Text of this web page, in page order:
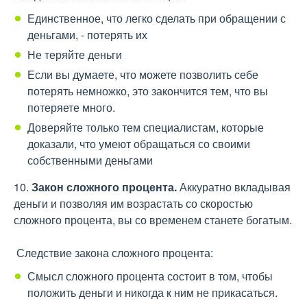
Единственное, что легко сделать при обращении с
деньгами, - потерять их
Не теряйте деньги
Если вы думаете, что можете позволить себе
потерять немножко, это закончится тем, что вы
потеряете много.
Доверяйте только тем специалистам, которые
доказали, что умеют обращаться со своими
собственными деньгами
10. Закон сложного процента.Аккуратно вкладывая
деньги и позволяя им возрастать со скоростью
сложного процента, вы со временем станете богатым.
Следствие закона сложного процента:
Смысл сложного процента состоит в том, чтобы
положить деньги и никогда к ним не прикасаться.